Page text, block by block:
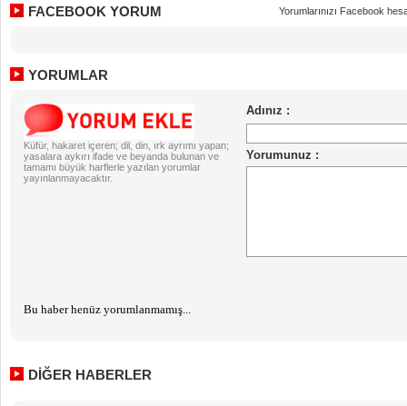
FACEBOOK YORUM Yorumlarınızı Facebook
YORUMLAR
Küfür, hakaret içeren; dil, din, ırk ayrımı yapan;
yasalara aykırı ifade ve beyanda bulunan ve
tamamı büyük harflerle yazılan yorumlar
yayınlanmayacaktır.
Bu haber henüz yorumlanmamış...
DİĞER HABERLER